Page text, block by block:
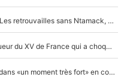
Matthieu Jalibert avec Antoine Dupont : Les retrouvailles sans Ntamack, «il y a eu des discussions»
«Il est complètement fou ce mec» : Le joueur du XV de France qui a choqué Matthieu Jalibert !
XV de France : Antoine Dupont impliqué dans «un moment très fort» en coulisses